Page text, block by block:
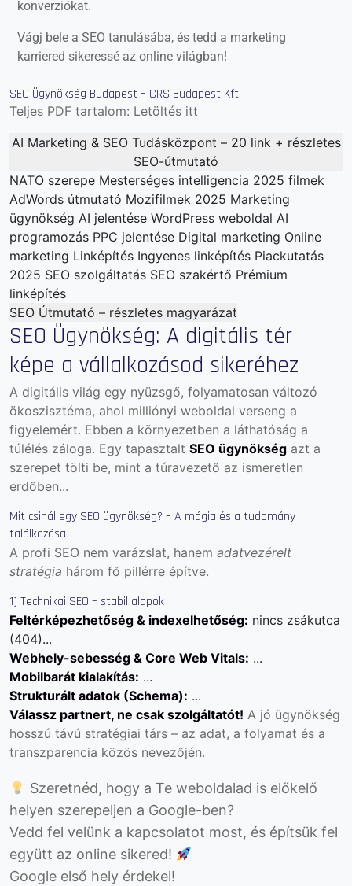
konverziókat.
Vágj bele a SEO tanulásába, és tedd a marketing
karriered sikeressé az online világban!
SEO Ügynökség Budapest – CRS Budapest Kft.
Teljes PDF tartalom: Letöltés itt
AI Marketing & SEO Tudásközpont – 20 link + részletes
SEO-útmutató
NATO szerepe Mesterséges intelligencia 2025 filmek
AdWords útmutató Mozifilmek 2025 Marketing
ügynökség AI jelentése WordPress weboldal AI
programozás PPC jelentése Digital marketing Online
marketing Linképítés Ingyenes linképítés Piackutatás
2025 SEO szolgáltatás SEO szakértő Prémium
linképítés
SEO Útmutató – részletes magyarázat
SEO Ügynökség: A digitális tér
képe a vállalkozásod sikeréhez
A digitális világ egy nyüzsgő, folyamatosan változó
ökoszisztéma, ahol milliónyi weboldal verseng a
figyelemért. Ebben a környezetben a láthatóság a
túlélés záloga. Egy tapasztalt SEO ügynökség azt a
szerepet tölti be, mint a túravezető az ismeretlen
erdőben...
Mit csinál egy SEO ügynökség? – A mágia és a tudomány
találkozása
A profi SEO nem varázslat, hanem adatvezérelt
stratégia három fő pillérre építve.
1) Technikai SEO – stabil alapok
Feltérképezhetőség & indexelhetőség: nincs zsákutca
(404)...
Webhely-sebesség & Core Web Vitals: ...
Mobilbarát kialakítás: ...
Strukturált adatok (Schema): ...
Válassz partnert, ne csak szolgáltatót! A jó ügynökség
hosszú távú stratégiai társ – az adat, a folyamat és a
transzparencia közös nevezőjén.
Szeretnéd, hogy a Te weboldalad is előkelő
helyen szerepeljen a Google-ben?
Vedd fel velünk a kapcsolatot most, és építsük fel
együtt az online sikered!
Google első hely érdekel!